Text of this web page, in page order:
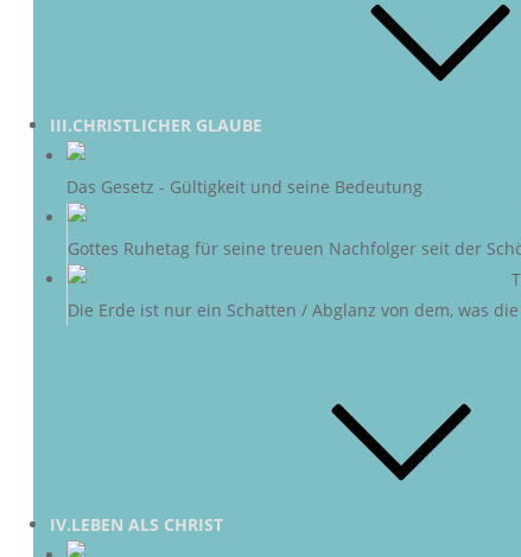
III.CHRISTLICHER GLAUBE
Das Gesetz - Gültigkeit und seine Bedeutung
Gottes Ruhetag für seine treuen Nachfolger seit der
Die Erde ist nur ein Schatten / Abglanz von dem, was
IV.LEBEN ALS CHRIST